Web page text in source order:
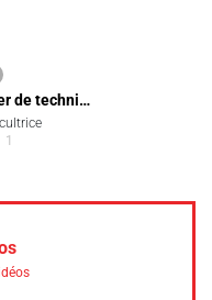
de techni…
1